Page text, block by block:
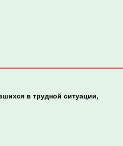
в трудной ситуации,